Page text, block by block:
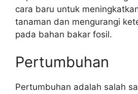
cara baru untuk
tanaman dan mengurangi
pada bahan bakar fosil.
Pertumbuhan
Pertumbuhan adalah salah